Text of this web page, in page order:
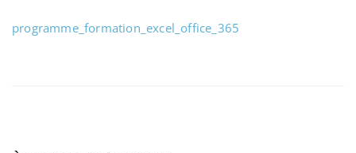
programme_formation_excel_office_365